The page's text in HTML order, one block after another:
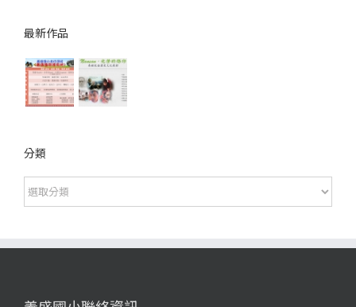
最新作品
分類
分
類